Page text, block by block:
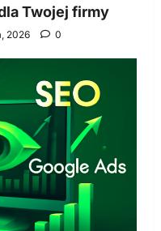
Twojej firmy
2026 0